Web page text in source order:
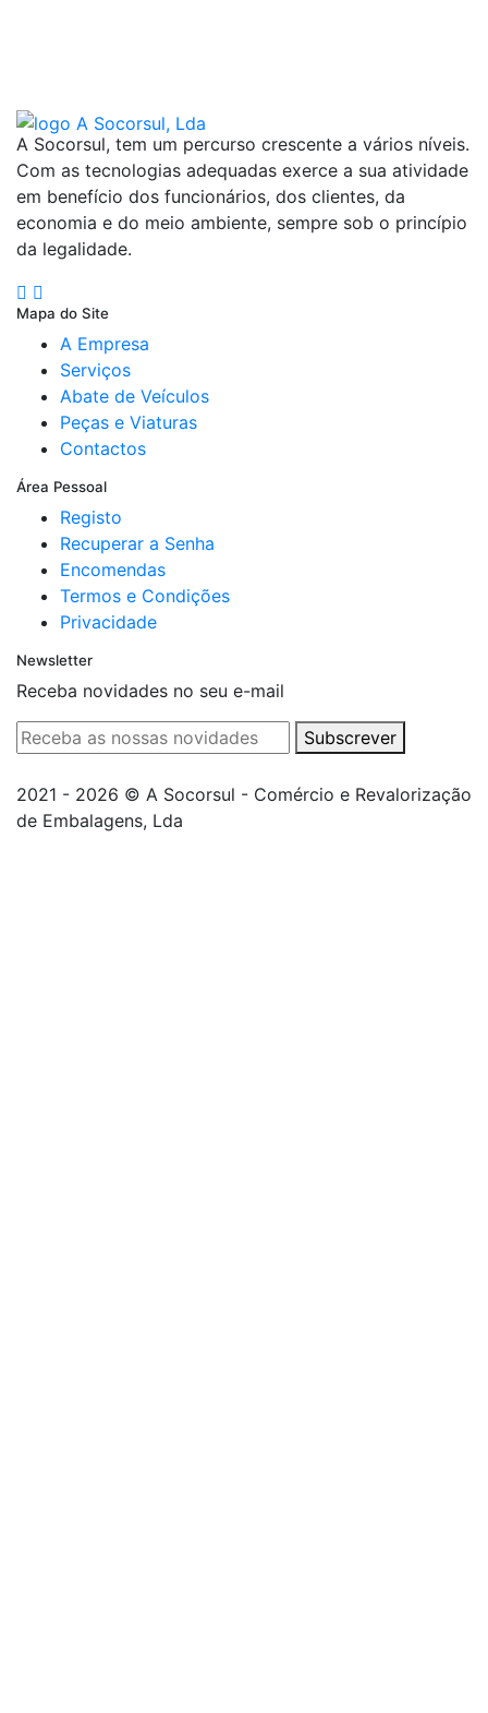
A Socorsul, tem um percurso crescente a vários níveis.
Com as tecnologias adequadas exerce a sua atividade
em benefício dos funcionários, dos clientes, da
economia e do meio ambiente, sempre sob o princípio
da legalidade.
Mapa do Site
A Empresa
Serviços
Abate de Veículos
Peças e Viaturas
Contactos
Área Pessoal
Registo
Recuperar a Senha
Encomendas
Termos e Condições
Privacidade
Newsletter
Receba novidades no seu e-mail
Subscrever
2021 - 2026 © A Socorsul - Comércio e Revalorização
de Embalagens, Lda